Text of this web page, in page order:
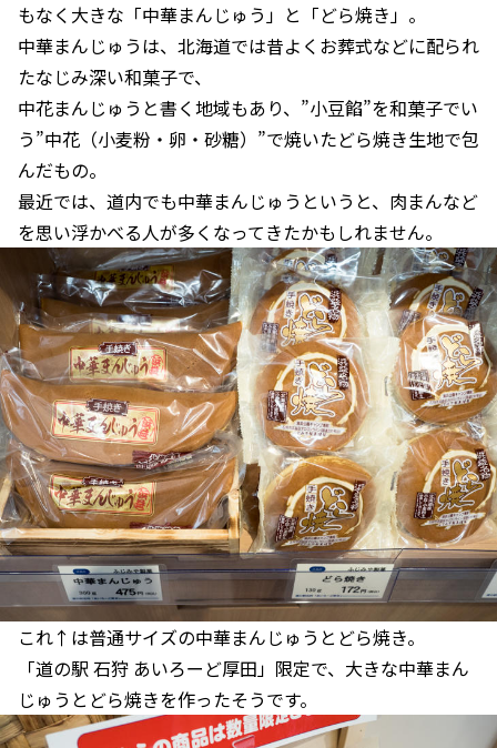
もなく大きな「中華まんじゅう」と「どら焼き」。
中華まんじゅうは、北海道では昔よくお葬式などに配られ
たなじみ深い和菓子で、
中花まんじゅうと書く地域もあり、”小豆餡”を和菓子でい
う”中花（小麦粉・卵・砂糖）”で焼いたどら焼き生地で包
んだもの。
最近では、道内でも中華まんじゅうというと、肉まんなど
を思い浮かべる人が多くなってきたかもしれません。
これ↑は普通サイズの中華まんじゅうとどら焼き。
「道の駅 石狩 あいろーど厚田」限定で、大きな中華まん
じゅうとどら焼きを作ったそうです。